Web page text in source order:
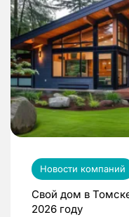
Новости компаний
Свой дом в
2026 году